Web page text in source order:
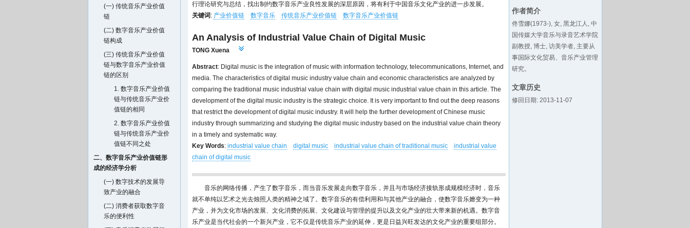
(一) 传统音乐产业价值
链
(二) 数字音乐产业价值
链构成
(三) 传统音乐产业价值
链与数字音乐产业价值
链的区别
1. 数字音乐产业价值
链与传统音乐产业价
值链的相同
2. 数字音乐产业价值
链与传统音乐产业价
值链不同之处
二、数字音乐产业价值链形
成的经济学分析
(一) 数字技术的发展导
致产业的融合
(二) 消费者获取数字音
乐的便利性
作者简介
佟雪娜(1973-), 女, 黑龙江人, 中
国传媒大学音乐与录音艺术学院
副教授, 博士, 访美学者, 主要从
事国际文化贸易、音乐产业管理
研究。
文章历史
修回日期: 2013-11-07
行理论研究与总结，找出制约数字音乐产业良性发展的深层原因，将有利于中国音乐文化产业的进一步发展。
关键词 : 产业价值链 数字音乐 传统音乐产业价值链 数字音乐产业价值链
An Analysis of Industrial Value Chain of Digital Music
TONG Xuena
Abstract: Digital music is the integration of music with information technology, telecommunications, Internet, and
media. The characteristics of digital music industry value chain and economic characteristics are analyzed by
comparing the traditional music industrial value chain with digital music industrial value chain in this article. The
development of the digital music industry is the strategic choice. It is very important to find out the deep reasons
that restrict the development of digital music industry. It will help the further development of Chinese music
industry through summarizing and studying the digital music industry based on the industrial value chain theory
in a timely and systematic way.
Key Words: industrial value chain digital music industrial value chain of traditional music
industrial value
chain of digital music
音乐的网络传播，产生了数字音乐，而当音乐发展走向数字音乐，并且与市场经济接轨形成规模经济时，音乐
就不单纯以艺术之光去烛照人类的精神之域了。数字音乐的有偿利用和与其他产业的融合，使数字音乐嬗变为一种
产业，并为文化市场的发展、文化消费的拓展、文化建设与管理的提升以及文化产业的壮大带来新的机遇。数字音
乐产业是当代社会的一个新兴产业，它不仅是传统音乐产业的延伸，更是日益兴旺发达的文化产业的重要组部分。